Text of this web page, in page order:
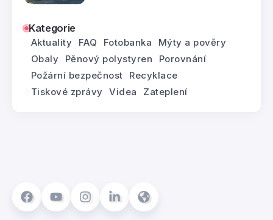
Kategorie
Aktuality FAQ Fotobanka
Mýty a pověry
Obaly
Pěnový polystyren
Porovnání
Požární bezpečnost
Recyklace
Tiskové zprávy
Videa Zateplení